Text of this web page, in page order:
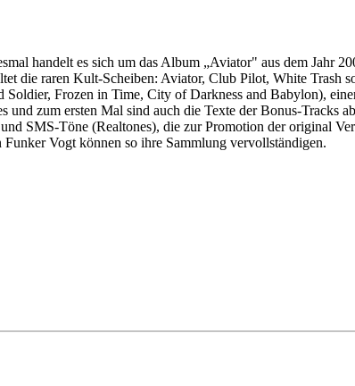
handelt es sich um das Album „Aviator" aus dem Jahr
die raren Kult-Scheiben: Aviator, Club Pilot, White
Soldier, Frozen in Time, City of Darkness and Babylon),
zum ersten Mal sind auch die Texte der Bonus-Tracks
SMS-Töne (Realtones), die zur Promotion der original
Funker Vogt können so ihre Sammlung vervollständigen.